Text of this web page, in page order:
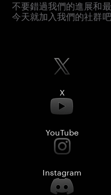
不要錯過我們的進展和
今天就加入我們的社群吧
X
YouTube
Instagram